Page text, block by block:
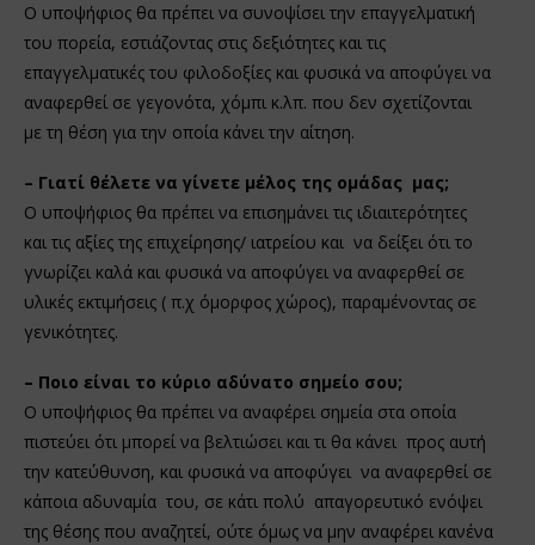
Ο υποψήφιος θα πρέπει να συνοψίσει την επαγγελματική
του πορεία, εστιάζοντας στις δεξιότητες και τις
επαγγελματικές του φιλοδοξίες και φυσικά να αποφύγει να
αναφερθεί σε γεγονότα, χόμπι κ.λπ. που δεν σχετίζονται
με τη θέση για την οποία κάνει την αίτηση.
– Γιατί θέλετε να γίνετε μέλος της ομάδας μας;
Ο υποψήφιος θα πρέπει να επισημάνει τις ιδιαιτερότητες
και τις αξίες της επιχείρησης/ ιατρείου και να δείξει ότι το
γνωρίζει καλά και φυσικά να αποφύγει να αναφερθεί σε
υλικές εκτιμήσεις ( π.χ όμορφος χώρος), παραμένοντας σε
γενικότητες.
– Ποιο είναι το κύριο αδύνατο σημείο σου;
Ο υποψήφιος θα πρέπει να αναφέρει σημεία στα οποία
πιστεύει ότι μπορεί να βελτιώσει και τι θα κάνει προς αυτή
την κατεύθυνση, και φυσικά να αποφύγει να αναφερθεί σε
κάποια αδυναμία του, σε κάτι πολύ απαγορευτικό ενόψει
της θέσης που αναζητεί, ούτε όμως να μην αναφέρει κανένα